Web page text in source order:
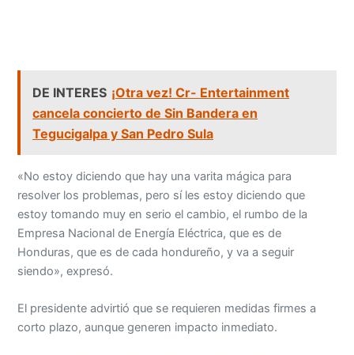
DE INTERES ¡Otra vez! Cr- Entertainment
cancela concierto de Sin Bandera en
Tegucigalpa y San Pedro Sula
«No estoy diciendo que hay una varita mágica para
resolver los problemas, pero sí les estoy diciendo que
estoy tomando muy en serio el cambio, el rumbo de la
Empresa Nacional de Energía Eléctrica, que es de
Honduras, que es de cada hondureño, y va a seguir
siendo», expresó.
El presidente advirtió que se requieren medidas firmes a
corto plazo, aunque generen impacto inmediato.